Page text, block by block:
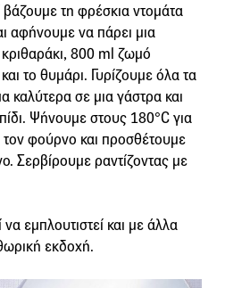
βάζουμε τη φρέσκια ντομάτα
αφήνουμε να πάρει μια
800 ml ζωμό
το θυμάρι. Γυρίζουμε όλα τα
καλύτερα σε μια γάστρα και
Ψήνουμε στους 180°C για
φούρνο και προσθέτουμε
Σερβίρουμε ραντίζοντας με
να εμπλουτιστεί και με άλλα
εκδοχή.